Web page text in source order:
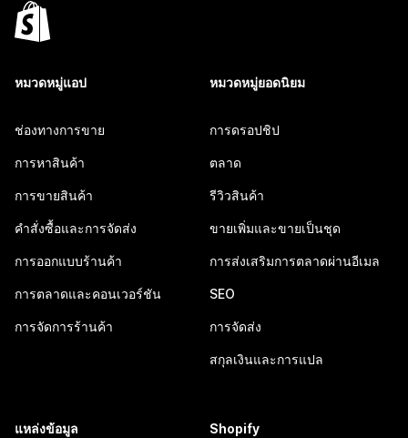
หมวดหมู่แอป
ช่องทางการขาย
การหาสินค้า
การขายสินค้า
คำสั่งซื้อและการจัดส่ง
การออกแบบร้านค้า
การตลาดและคอนเวอร์ชัน
การจัดการร้านค้า
หมวดหมู่ยอดนิยม
การดรอปชิป
ตลาด
รีวิวสินค้า
ขายเพิ่มและขายเป็นชุด
การส่งเสริมการตลาดผ่านอีเมล
SEO
การจัดส่ง
สกุลเงินและการแปล
แหล่งข้อมูล Shopify